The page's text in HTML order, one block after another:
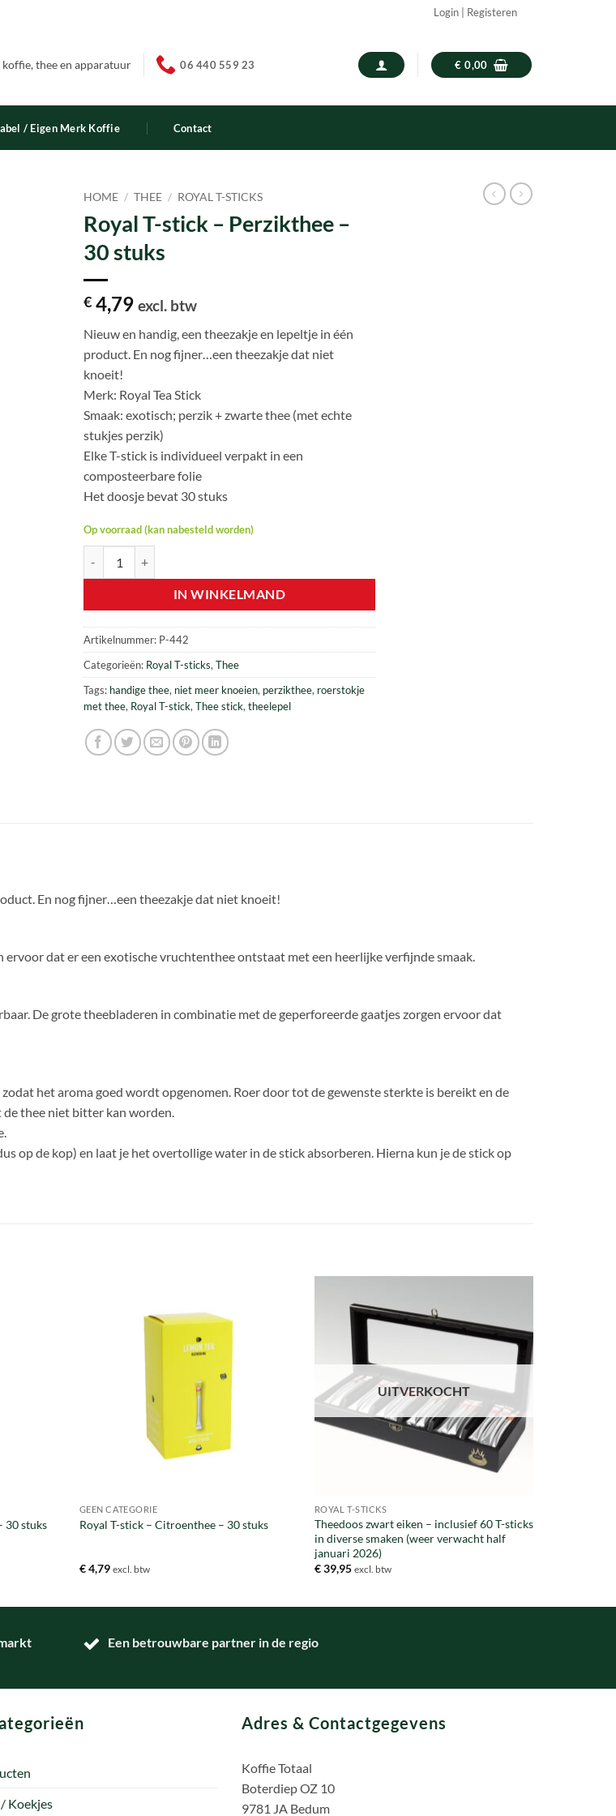
Login | Registeren
thee en apparatuur 06 440 559 23 € 0,00
/ Eigen Merk Koffie Contact
HOME / THEE / ROYAL T-STICKS
Royal T-stick – Perzikthee –
30 stuks
€ 4,79 excl. btw
Nieuw en handig, een theezakje en lepeltje in één
product. En nog fijner…een theezakje dat niet
knoeit!
Merk: Royal Tea Stick
Smaak: exotisch; perzik + zwarte thee (met echte
stukjes perzik)
Elke T-stick is individueel verpakt in een
composteerbare folie
Het doosje bevat 30 stuks
Op voorraad (kan nabesteld worden)
IN WINKELMAND
Artikelnummer: P-442
Categorieën: Royal T-sticks,Thee
Tags: handige thee, niet meer knoeien, perzikthee, roerstokje
met thee, Royal T-stick,Thee stick,theelepel
En nog fijner…een theezakje dat niet knoeit!
dat er een exotische vruchtenthee ontstaat met een heerlijke verfijnde smaak.
De grote theebladeren in combinatie met de geperforeerde gaatjes zorgen ervoor dat
het aroma goed wordt opgenomen. Roer door tot de gewenste sterkte is bereikt en de
thee niet bitter kan worden.
op de kop) en laat je het overtollige water in de stick absorberen. Hierna kun je de stick op
30 stuks
GEEN CATEGORIE
Royal T-stick – Citroenthee – 30 stuks
€4,79 excl. btw
UITVERKOCHT
ROYAL T-STICKS
Theedoos zwart eiken – inclusief 60 T-sticks
in diverse smaken (weer verwacht half
januari 2026)
€39,95 excl. btw
Een betrouwbare partner in de regio
Koekjes
Adres & Contactgegevens
Koffie Totaal
Boterdiep OZ 10
9781 JA Bedum